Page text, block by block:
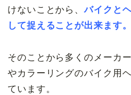
けないことから、バイクと
して捉えることが出来ます。
そのことから多くのメーカ
やカラーリングのバイク用
ています。